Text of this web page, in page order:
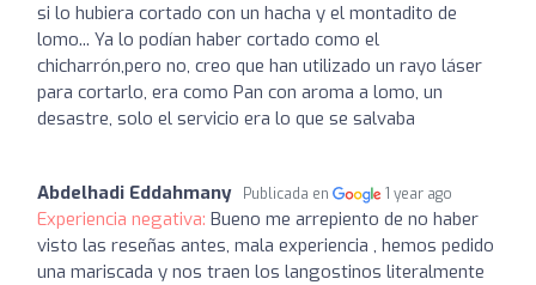
si lo hubiera cortado con un hacha y el montadito de
lomo... Ya lo podían haber cortado como el
chicharrón,pero no, creo que han utilizado un rayo láser
para cortarlo, era como Pan con aroma a lomo, un
desastre, solo el servicio era lo que se salvaba
Abdelhadi Eddahmany Publicada en 1 year ago
Experiencia negativa: Bueno me arrepiento de no haber
visto las reseñas antes, mala experiencia , hemos pedido
una mariscada y nos traen los langostinos literalmente